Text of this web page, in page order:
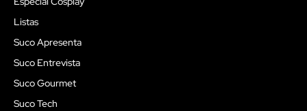
Listas
Suco Apresenta
Suco Entrevista
Suco Gourmet
Suco Tech